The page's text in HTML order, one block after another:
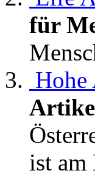
für
Hohe
ist am